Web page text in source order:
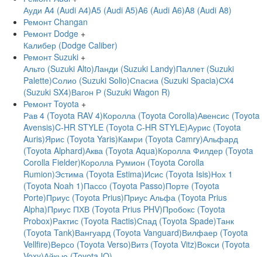
Ауди A4 (Audi А4)A5 (Audi A5)A6 (Audi A6)A8 (Audi A8)
Ремонт Changan
Ремонт Dodge +
Калибер (Dodge Caliber)
Ремонт Suzuki +
Альто (Suzuki Alto)Ланди (Suzuki Landy)Паллет (Suzuki
Palette)Солио (Suzuki Solio)Спасиа (Suzuki Spacia)СХ4
(Suzuki SX4)Вагон Р (Suzuki Wagon R)
Ремонт Toyota +
Рав 4 (Toyota RAV 4)Королла (Toyota Corolla)Авенсис (Toyota
Avensis)C-HR STYLE (Toyota C-HR STYLE)Аурис (Toyota
Auris)Ярис (Toyota Yaris)Камри (Toyota Camry)Альфард
(Toyota Alphard)Аква (Toyota Aqua)Королла Филдер (Toyota
Corolla Fielder)Королла Румион (Toyota Corolla
Rumion)Эстима (Toyota Estima)Исис (Toyota Isis)Нох 1
(Toyota Noah 1)Пассо (Toyota Passo)Порте (Toyota
Porte)Приус (Toyota Prius)Приус Альфа (Toyota Prius
Alpha)Приус ПХВ (Toyota Prius PHV)Пробокс (Toyota
Probox)Рактис (Toyota Ractis)Спад (Toyota Spade)Танк
(Toyota Tank)Вангуард (Toyota Vanguard)Вилфаер (Toyota
Vellfire)Версо (Toyota Verso)Витз (Toyota Vitz)Вокси (Toyota